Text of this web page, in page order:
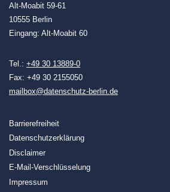
Alt-Moabit 59-61
10555 Berlin
Eingang: Alt-Moabit 60
Tel.: +49 30 13889-0
Fax: +49 30 2155050
mailbox@datenschutz-berlin.de
Barrierefreiheit
Datenschutzerklärung
Disclaimer
E-Mail-Verschlüsselung
Impressum